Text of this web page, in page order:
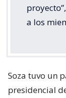
a los
Soza tuvo un
presidencial